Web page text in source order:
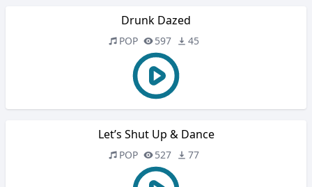
Drunk Dazed
POP 597 45
Let’s Shut Up & Dance
POP 527 77